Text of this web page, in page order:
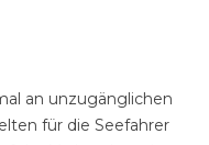
an unzugänglichen
für die Seefahrer